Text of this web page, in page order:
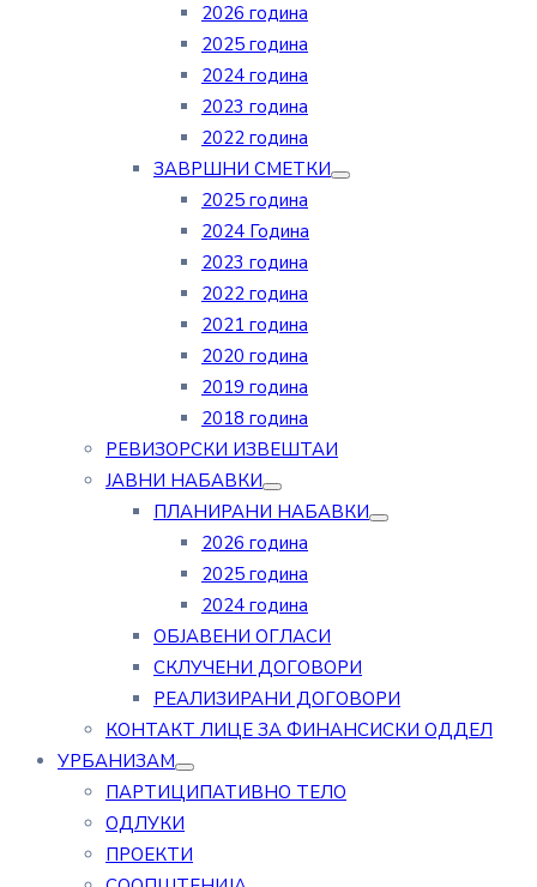
2026 година
2025 година
2024 година
2023 година
2022 година
ЗАВРШНИ СМЕТКИ
2025 година
2024 Година
2023 година
2022 година
2021 година
2020 година
2019 година
2018 година
РЕВИЗОРСКИ ИЗВЕШТАИ
ЈАВНИ НАБАВКИ
ПЛАНИРАНИ НАБАВКИ
2026 година
2025 година
2024 година
ОБЈАВЕНИ ОГЛАСИ
СКЛУЧЕНИ ДОГОВОРИ
РЕАЛИЗИРАНИ ДОГОВОРИ
КОНТАКТ ЛИЦЕ ЗА ФИНАНСИСКИ ОДДЕЛ
УРБАНИЗАМ
ПАРТИЦИПАТИВНО ТЕЛО
ОДЛУКИ
ПРОЕКТИ